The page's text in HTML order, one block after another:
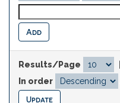
Results/Page
In order